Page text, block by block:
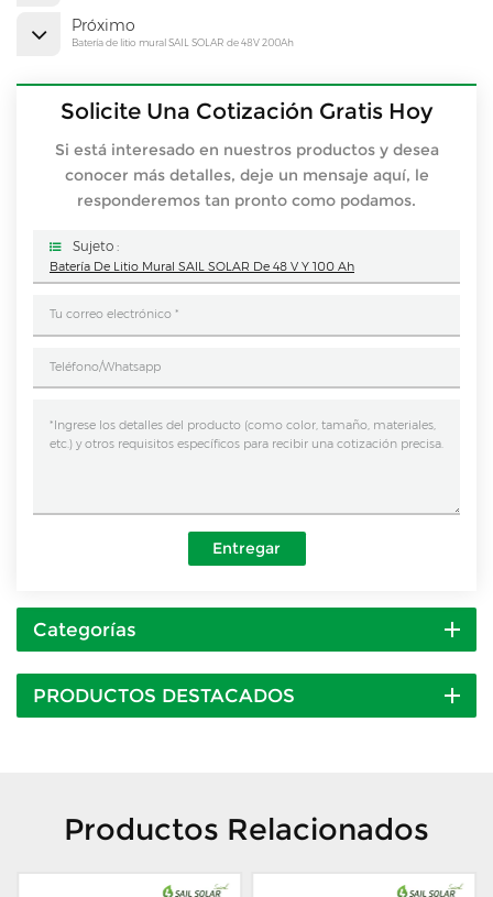
Próximo
Batería de litio mural SAIL SOLAR de 48V 200Ah
Solicite Una Cotización Gratis Hoy
Si está interesado en nuestros productos y desea
conocer más detalles, deje un mensaje aquí, le
responderemos tan pronto como podamos.
Sujeto :
Batería De Litio Mural SAIL SOLAR De 48 V Y 100 Ah
Entregar
Categorías
PRODUCTOS DESTACADOS
Productos Relacionados